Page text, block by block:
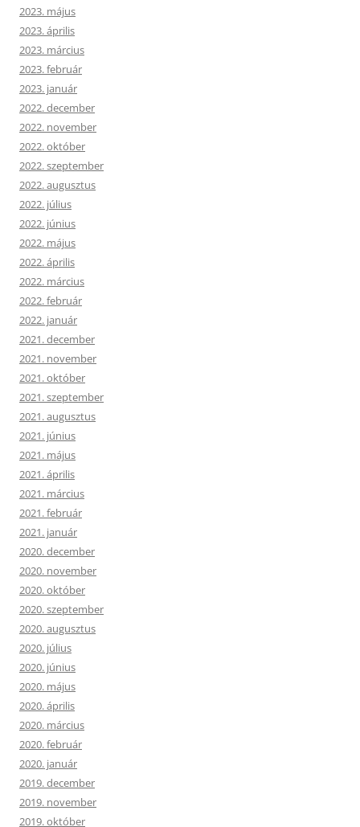
2023. május
2023. április
2023. március
2023. február
2023. január
2022. december
2022. november
2022. október
2022. szeptember
2022. augusztus
2022. július
2022. június
2022. május
2022. április
2022. március
2022. február
2022. január
2021. december
2021. november
2021. október
2021. szeptember
2021. augusztus
2021. június
2021. május
2021. április
2021. március
2021. február
2021. január
2020. december
2020. november
2020. október
2020. szeptember
2020. augusztus
2020. július
2020. június
2020. május
2020. április
2020. március
2020. február
2020. január
2019. december
2019. november
2019. október